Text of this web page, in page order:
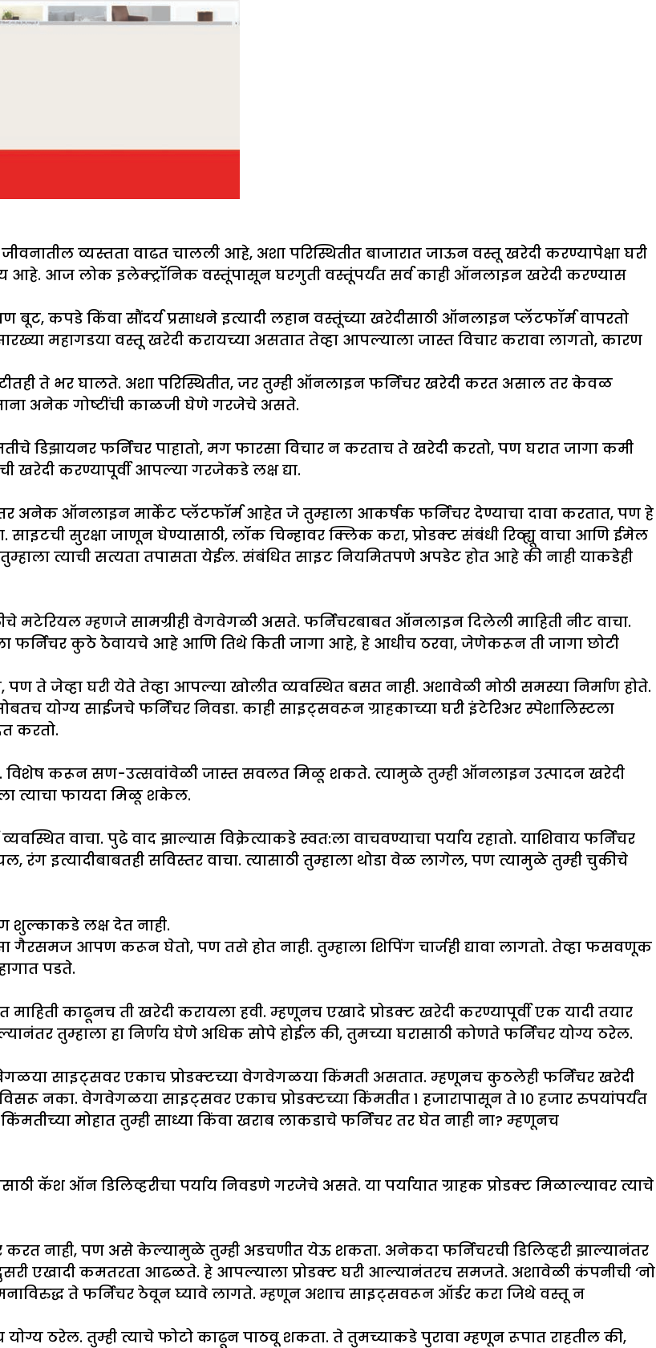
व्यस्तता वाढत चालली आहे, अशा परिस्थितीत बाजारात जाऊन वस्तू खरेदी करण्यापेक्षा घरी
आहे. आज लोक इलेक्ट्रॉनिक वस्तूंपासून घरगुती वस्तूंपर्यंत सर्व काही ऑनलाइन खरेदी करण्यास
बूट, कपडे किंवा सौंदर्य प्रसाधने इत्यादी लहान वस्तूंच्या खरेदीसाठी ऑनलाइन प्लॅटफॉर्म वापरतो
महागडया वस्तू खरेदी करायच्या असतात तेव्हा आपल्याला जास्त विचार करावा लागतो, कारण
ते भर घालते. अशा परिस्थितीत, जर तुम्ही ऑनलाइन फर्निचर खरेदी करत असाल तर केवळ
अनेक गोष्टींची काळजी घेणे गरजेचे असते.
फर्निचर पाहातो, मग फारसा विचार न करताच ते खरेदी करतो, पण घरात जागा कमी
करण्यापूर्वी आपल्या गरजेकडे लक्ष द्या.
अनेक ऑनलाइन मार्केट प्लॅटफॉर्म आहेत जे तुम्हाला आकर्षक फर्निचर देण्याचा दावा करतात, पण हे
साइटची सुरक्षा जाणून घेण्यासाठी, लॉक चिन्हावर क्लिक करा, प्रोडक्ट संबंधी रिव्ह्यू वाचा आणि ईमेल
त्याची सत्यता तपासता येईल. संबंधित साइट नियमितपणे अपडेट होत आहे की नाही याकडेही
मटेरियल म्हणजे सामग्रीही वेगवेगळी असते. फर्निचरबाबत ऑनलाइन दिलेली माहिती नीट वाचा.
फर्निचर कुठे ठेवायचे आहे आणि तिथे किती जागा आहे, हे आधीच ठरवा, जेणेकरून ती जागा छोटी
जेव्हा घरी येते तेव्हा आपल्या खोलीत व्यवस्थित बसत नाही. अशावेळी मोठी समस्या निर्माण होते.
योग्य साईजचे फर्निचर निवडा. काही साइट्सवरून ग्राहकाच्या घरी इंटेरिअर स्पेशालिस्टला
करतो.
करून सण-उत्सवांवेळी जास्त सवलत मिळू शकते. त्यामुळे तुम्ही ऑनलाइन उत्पादन खरेदी
त्याचा फायदा मिळू शकेल.
वाचा. पुढे वाद झाल्यास विक्रेत्याकडे स्वत:ला वाचवण्याचा पर्याय रहातो. याशिवाय फर्निचर
रंग इत्यादीबाबतही सविस्तर वाचा. त्यासाठी तुम्हाला थोडा वेळ लागेल, पण त्यामुळे तुम्ही चुकीचे
शुल्काकडे लक्ष देत नाही.
गैरसमज आपण करून घेतो, पण तसे होत नाही. तुम्हाला शिपिंग चार्जही द्यावा लागतो. तेव्हा फसवणूक
पडते.
काढूनच ती खरेदी करायला हवी. म्हणूनच एखादे प्रोडक्ट खरेदी करण्यापूर्वी एक यादी तयार
तुम्हाला हा निर्णय घेणे अधिक सोपे होईल की, तुमच्या घरासाठी कोणते फर्निचर योग्य ठरेल.
साइट्सवर एकाच प्रोडक्टच्या वेगवेगळया किंमती असतात. म्हणूनच कुठलेही फर्निचर खरेदी
नका. वेगवेगळया साइट्सवर एकाच प्रोडक्टच्या किंमतीत १ हजारापासून ते १० हजार रुपयांपर्यंत
मोहात तुम्ही साध्या किंवा खराब लाकडाचे फर्निचर तर घेत नाही ना? म्हणूनच
कॅश ऑन डिलिव्हरीचा पर्याय निवडणे गरजेचे असते. या पर्यायात ग्राहक प्रोडक्ट मिळाल्यावर त्याचे
करत नाही, पण असे केल्यामुळे तुम्ही अडचणीत येऊ शकता. अनेकदा फर्निचरची डिलिव्हरी झाल्यानंतर
एखादी कमतरता आढळते. हे आपल्याला प्रोडक्ट घरी आल्यानंतरच समजते. अशावेळी कंपनीची ‘नो
ते फर्निचर ठेवून घ्यावे लागते. म्हणून अशाच साइट्सवरून ऑर्डर करा जिथे वस्तू न
ठरेल. तुम्ही त्याचे फोटो काढून पाठवू शकता. ते तुमच्याकडे पुरावा म्हणून रूपात राहतील की,